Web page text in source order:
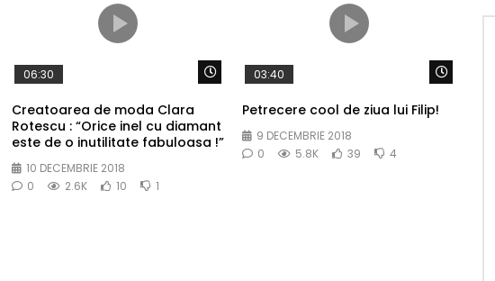
Watch Later Watch Later
06:30
Creatoarea de moda Clara
Rotescu : “Orice inel cu diamant
este de o inutilitate fabuloasa !”
10 DECEMBRIE 2018
0
2.6K 10 1
03:40
Petrecere cool de ziua lui Filip!
9 DECEMBRIE 2018
0
5.8K 39 4